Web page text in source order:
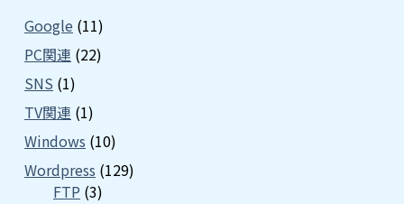
Google (11)
PC関連 (22)
SNS (1)
TV関連 (1)
Windows (10)
Wordpress (129)
FTP (3)